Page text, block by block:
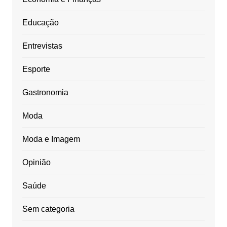
Educação
Entrevistas
Esporte
Gastronomia
Moda
Moda e Imagem
Opinião
Saúde
Sem categoria